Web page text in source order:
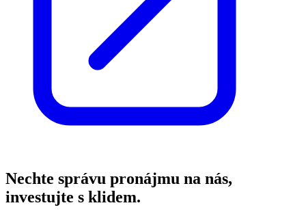
Nechte správu pronájmu na nás,
investujte s klidem.